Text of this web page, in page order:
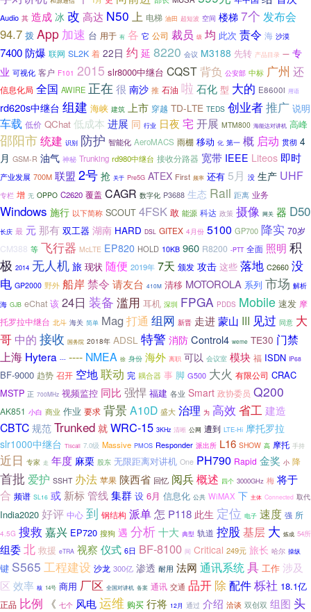
Audio 其 造成 冰 改 高达 N50 上 电梯 油田 超短波 空间 楼梯7个 发布会
94.7 拨 App 加速 台 用于 有 各 它 公司 裁员 级 均 此次 责令 海 沙漠
7400 防爆 联网 SL2K 着 22日 约 延 8220 会议 M3188 先转 产品目录 一 专
业 可视化 客户 F101 2015 slr8000中继台 CQST背负 公安部 中标 广州 还
信息化局 全国 AWIRE 正在 很 南沙 推 石油 啦 石化 型 大的 E8600i 用语
rd620s中继台 组建 海峡 建筑 上市 穿越 TD-LTE TEDS 创业者推广 说明
车载 低价 QChat 低成本 进展 同 行业 日夜 宅 开展 MTM800 海能达对讲机 高峰
邵阳市统建 识别 防护 智能化 AeroMACS 雨棚 移动 化 第一 概 启动 贯彻 4
月 GSM-R 油气 神秘 Trunking rd980中继台 接收分路器 宽带 IEEE Liteos 即时
产业发展 700M 联盟 2号 抢 关于 Pre5G ATEX First 频率 还有 5月 没 生产 UHF
专栏 增 无 OPPO C2620 覆盖 CAGR 数字化 P3688 生态 Rail 距离 业务
Windows 施行 以下简称 SCOUT 4FSK 敢 能源 科达 政策 摄像 网关 器 D50
长庆 最 元 那有 双工器 湖南 HARD DSL GITEX 4月份 5100 GP700 降实 70岁
CM388 等 飞行器 McLTE EP820 HOLD 10KB 960 R8200 -PTT 全面 照明 积
极 2014 无人机 旅 现状 随便 2019年 7天 颁发 攻击 这些 落地 C2660 没
电 GP2000 野外 船岸 禁令 请友台 410M 清移 MOTOROLA 系列 市场 解析
海 GJB eChat 该 24日 装备 滥用 耳机 深圳 FPGA PDDS Mobile 速发 摩
托罗拉中继台 北斗 海关 简单 Mag 打通 组网 新晋 走进蒙山 III 见过 同意 大
哥 中的 接收 国务院 2018年 ADSL 特警消防Control4 weme TE30 门禁
上海 Hytera --- ---- NMEA 徐 身份 海外 离职 可以 会议室 模块 福 ISDN IP68
BF-9000 趋势 召开 空地联动 完 耦合器 事 脚 G500 大火 有限公司 CRAC
MSTP 正 700MHz 视频监控 同比 强悍 福建 各业 Smart 政协委员 Q200
AK851 小白 商业 作业 要求 背景A10D 盛大 治理 为 高效 省工建造
CBTC 规范 Trunked 就 WRC-15 3KHz 清晰 公网 遭到 LTE-Hi 摩托罗拉
slr1000中继台 Tiscali 7.0级 Massive PMOS Responder 派出所 L16 SHOW 高 摩托 手持
近日 专家 走 年度 麻栗 股东 无限距离对讲机 One PH790 Rapid 金奖 小 降
首批 爱护 SSHT 办法 苹果 陕西省 回忆 阅兵概述 四个 3000GHz 梅 将于
合 频谱 SL16 或 新标管线集群 设 6月 信息化 公共 WiMAX 下 主体 Connected 取代
India2020 好评 中心 到 钢结构 派单怎 P118 此生 定位 电子 速度 强 所
4.5G 搜救 嘉兴 EP720 搜狗 遇 分析十大 典型 轨道 控股 基层 大 炼成 54所
组委北 救援 eTRA 视察 仪式 6日 BF-8100 间 Critical 249元 旅长 哈尔 操纵
键 S565 工程建设 沙龙 300亿 渗透 耐用 法网 通讯系统具 工作 涉及
区 效率 核 14号 商用 厂区 全国对讲机 备案 通讯 交通 品开 除 配件栎社 18.1亿
正品 比例 《 七个 风电运维 购买 行将 12月 通过 介绍 洽谈 双创双 组图 头